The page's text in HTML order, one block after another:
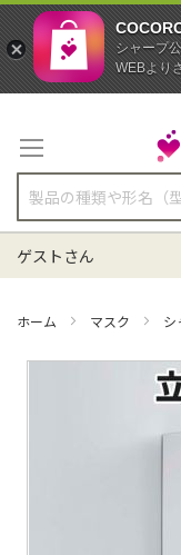
テ
ン
ツ
に
ス
キ
ッ
ゲストさん
ホーム マスク シ
シャープ
WEBより